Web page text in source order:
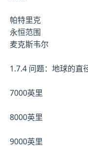
帕特里克
永恒范围
麦克斯韦尔
1.7.4 问题：地球的直
7000英里
8000英里
9000英里